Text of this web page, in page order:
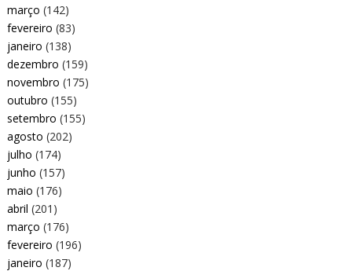
março (142)
fevereiro (83)
janeiro (138)
dezembro (159)
novembro (175)
outubro (155)
setembro (155)
agosto (202)
julho (174)
junho (157)
maio (176)
abril (201)
março (176)
fevereiro (196)
janeiro (187)